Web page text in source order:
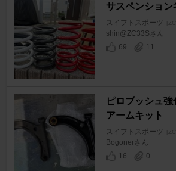
サスペンション
スイフトスポーツ
shin@ZC33Sさん
69
11
ピロブッシュ
アームキット
スイフトスポーツ
Bogonerさん
16
0